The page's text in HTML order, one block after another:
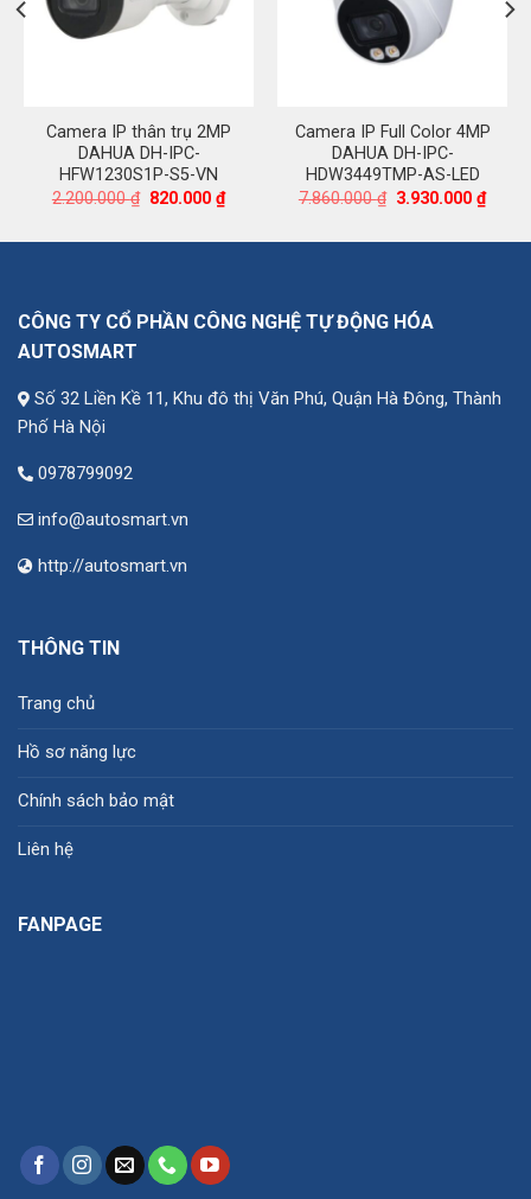
Camera IP thân trụ 2MP
DAHUA DH-IPC-
HFW1230S1P-S5-VN
2.200.000₫ Giá
2.200.000 ₫.
820.000₫Giá
hiện
là:
Camera IP Full Color 4MP
DAHUA DH-IPC-
HDW3449TMP-AS-LED
7.860.000₫ Giá
7.860.000 ₫.
3.930.000₫Giá
hiện
là:
CÔNG TY CỔ PHẦN CÔNG NGHỆ TỰ ĐỘNG HÓA
AUTOSMART
Số 32 Liền Kề 11, Khu đô thị Văn Phú, Quận Hà Đông, Thành
Phố Hà Nội
0978799092
info@autosmart.vn
http://autosmart.vn
THÔNG TIN
Trang chủ
Hồ sơ năng lực
Chính sách bảo mật
Liên hệ
FANPAGE